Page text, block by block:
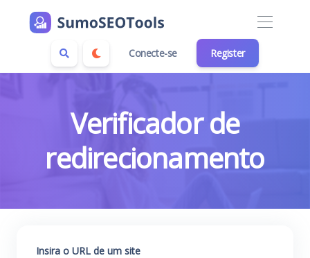
Conecte-se Register
Verificador de
redirecionamento
Insira o URL de um site